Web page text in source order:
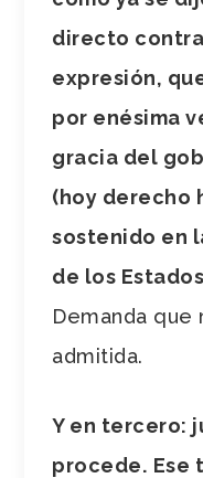
directo
expresión,
por enésima
gracia del
(hoy derecho
sostenido en
de los
Demanda que
admitida.
Y en tercero:
procede. Ese